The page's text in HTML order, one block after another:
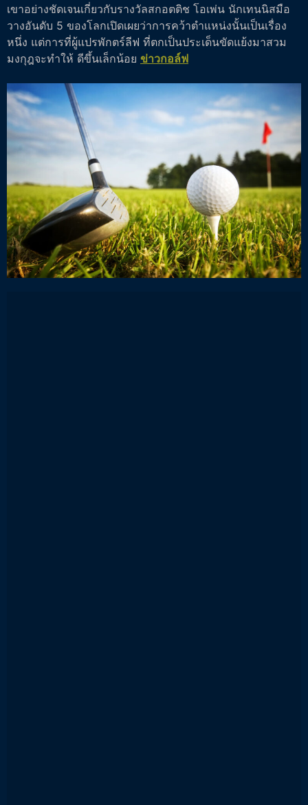
เขาอย่างชัดเจนเกี่ยวกับรางวัลสกอตติช โอเพ่น นักเทนนิสมือ
วางอันดับ 5 ของโลกเปิดเผยว่าการคว้าตำแหน่งนั้นเป็นเรื่อง
หนึ่ง แต่การที่ผู้แปรพักตร์ลีฟ ที่ตกเป็นประเด็นขัดแย้งมาสวม
มงกุฎจะทำให้ ดีขึ้นเล็กน้อย ข่าวกอล์ฟ